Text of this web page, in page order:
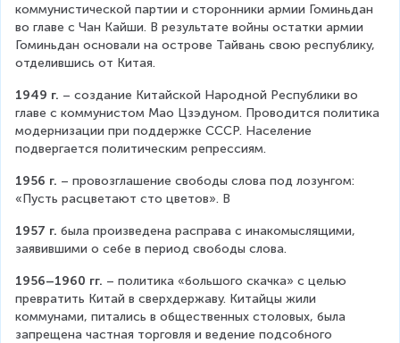
коммунистической партии и сторонники армии Гоминьдан
во главе с Чан Кайши. В результате войны остатки армии
Гоминьдан основали на острове Тайвань свою республику,
отделившись от Китая.
1949 г. – создание Китайской Народной Республики во
главе с коммунистом Мао Цзэдуном. Проводится политика
модернизации при поддержке СССР. Население
подвергается политическим репрессиям.
1956 г. – провозглашение свободы слова под лозунгом:
«Пусть расцветают сто цветов». В
1957 г. была произведена расправа с инакомыслящими,
заявившими о себе в период свободы слова.
1956–1960 гг. – политика «большого скачка» с целью
превратить Китай в сверхдержаву. Китайцы жили
коммунами, питались в общественных столовых, была
запрещена частная торговля и ведение подсобного